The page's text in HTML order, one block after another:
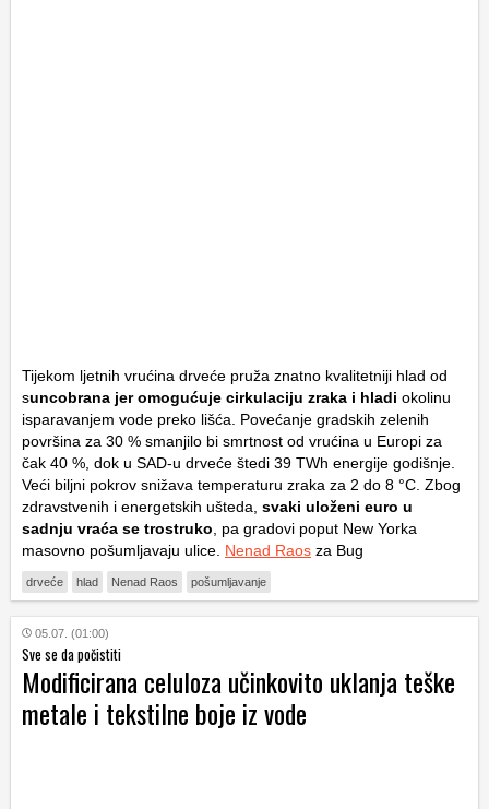
Tijekom ljetnih vrućina drveće pruža znatno kvalitetniji hlad od
suncobrana jer omogućuje cirkulaciju zraka i hladi okolinu
isparavanjem vode preko lišća. Povećanje gradskih zelenih
površina za 30 % smanjilo bi smrtnost od vrućina u Europi za
čak 40 %, dok u SAD-u drveće štedi 39 TWh energije godišnje.
Veći biljni pokrov snižava temperaturu zraka za 2 do 8 °C. Zbog
zdravstvenih i energetskih ušteda, svaki uloženi euro u
sadnju vraća se trostruko, pa gradovi poput New Yorka
masovno pošumljavaju ulice. Nenad Raos za Bug
drveće hlad Nenad Raos pošumljavanje
05.07. (01:00)
Sve se da počistiti
Modificirana celuloza učinkovito uklanja teške
metale i tekstilne boje iz vode